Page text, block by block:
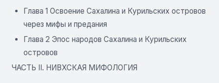
Глава 1 Освоение Сахалина и Курильских островов
через мифы и предания
Глава 2 Эпос народов Сахалина и Курильских
островов
ЧАСТЬ II. НИВХСКАЯ МИФОЛОГИЯ